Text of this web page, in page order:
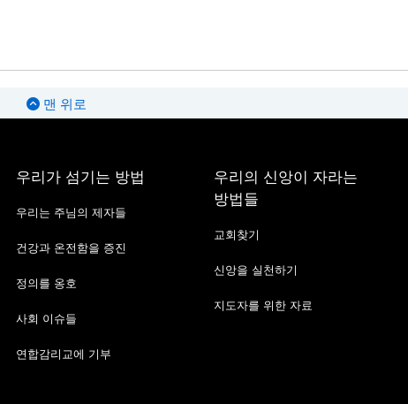
맨 위로
우리가 섬기는 방법
우리는 주님의 제자들
건강과 온전함을 증진
정의를 옹호
사회 이슈들
연합감리교에 기부
우리의 신앙이 자라는
방법들
교회찾기
신앙을 실천하기
지도자를 위한 자료